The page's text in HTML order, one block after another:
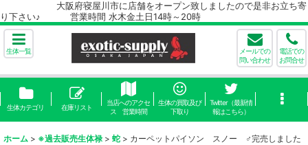
大阪府寝屋川市に店舗をオープン致しましたので是非お立ち寄
り下さい♪ 営業時間 水木金土日14時～20時
生体一覧
メールでの
問い合わせ
電話での
お問合せ
生体カテゴリ 在庫リスト
当店へのアクセ
ス 営業時間
生体の買取及び
下取り
Twitter（最新情
報はこちら）
ホーム > ※過去販売生体禄 > 蛇 > カーペットパイソン スノー ♂完売しました